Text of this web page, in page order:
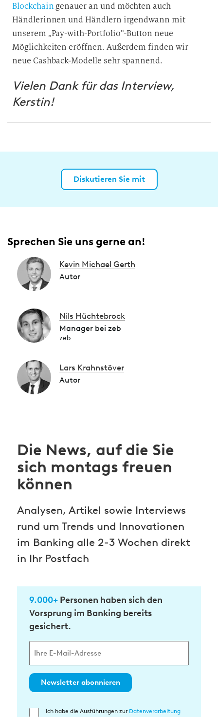
Blockchain genauer an und möchten auch
Händlerinnen und Händlern irgendwann mit
unserem „Pay-with-Portfolio“-Button neue
Möglichkeiten eröffnen. Außerdem finden wir
neue Cashback-Modelle sehr spannend.
Vielen Dank für das Interview,
Kerstin!
Diskutieren Sie mit
Sprechen Sie uns gerne an!
Kevin Michael Gerth
Autor
Nils Hüchtebrock
Manager bei zeb
zeb
Lars Krahnstöver
Autor
Die News, auf die Sie
sich montags freuen
können
Analysen, Artikel sowie Interviews
rund um Trends und Innovationen
im Banking alle 2-3 Wochen direkt
in Ihr Postfach
9.000+ Personen haben sich den
Vorsprung im Banking bereits
gesichert.
Newsletter abonnieren
Einwilligung
Ich habe die Ausführungen zur Datenverarbeitung